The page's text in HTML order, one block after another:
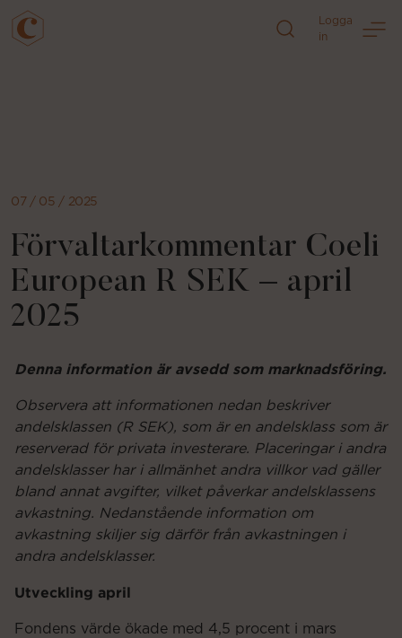
Logga
in
07 / 05 / 2025
Förvaltarkommentar Coeli
European R SEK – april
2025
Denna information är avsedd som marknadsföring.
Observera att informationen nedan beskriver
andelsklassen (R SEK), som är en andelsklass som är
reserverad för privata investerare. Placeringar i andra
andelsklasser har i allmänhet andra villkor vad gäller
bland annat avgifter, vilket påverkar andelsklassens
avkastning. Nedanstående information om
avkastning skiljer sig därför från avkastningen i
andra andelsklasser.
Utveckling april
Fondens värde ökade med 4,5 procent i mars